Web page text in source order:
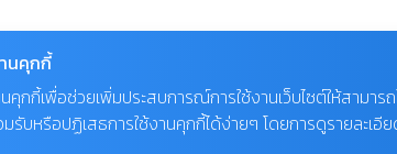
ธ์ุเพื่อการค้า *
ล้เคียง (Cattleya
ะกอบด้วยสกุลย่อย
นคุกกี้
นคุกกี้เพื่อช่วยเพิ่มประสบการณ์การใช้งานเว็บไซต์ให้สามา
รับหรือปฏิเสธการใช้งานคุกกี้ได้ง่ายๆ โดยการดูรายละเอี